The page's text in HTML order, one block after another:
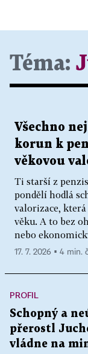
Téma:
Všechno
korun k
věkovou
Ti starší z
pondělí hodlá
valorizace,
věku. A to bez
nebo
17. 7. 2026 ▪ 4 min.
PROFIL
Schopný a
přerostl
vládne na